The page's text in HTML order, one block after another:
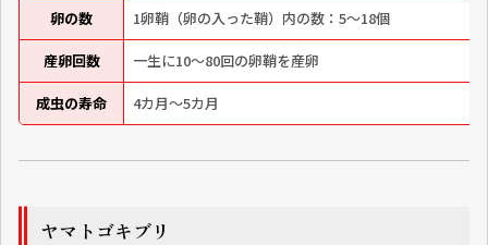
卵の数 1卵鞘（卵の入った鞘）内の数：5～18個
産卵回数 一生に10～80回の卵鞘を産卵
成虫の寿命 4カ月～5カ月
ヤマトゴキブリ